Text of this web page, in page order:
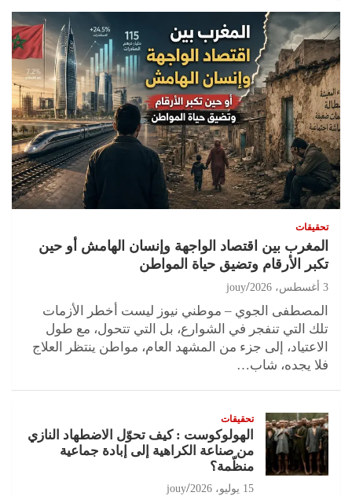
تحقيقات
المغرب بين اقتصاد الواجهة وإنسان الهامش أو حين
تكبر الأرقام وتضيق حياة المواطن
3 أغسطس، 2026 jouy
المصطفى الجوي – موطني نيوز ليست أخطر الأزمات
تلك التي تنفجر في الشوارع، بل التي تتحول، مع طول
الاعتياد، إلى جزء من المشهد العام، مواطن ينتظر العلاج
فلا يجده، شاب…
تحقيقات
الهولوكوست : كيف تحوّل الاضطهاد النازي
من صناعة الكراهية إلى إبادة جماعية
منظّمة؟
15 يوليو، 2026 jouy